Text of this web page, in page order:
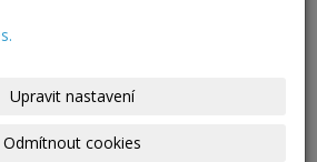
Upravit nastavení
Odmítnout cookies